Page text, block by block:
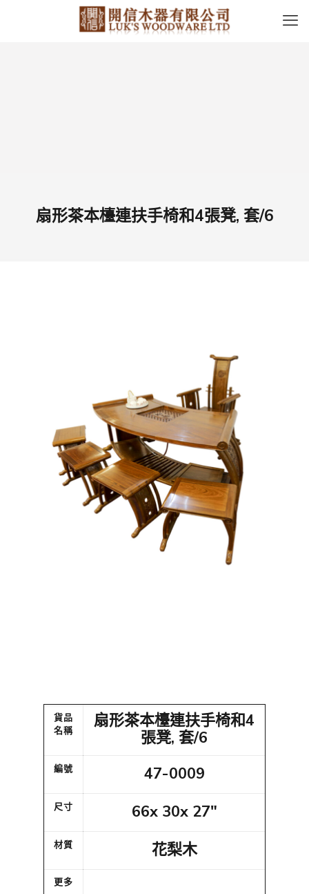
扇形茶本檯連扶手椅和4張凳, 套/6
貨品
名稱
扇形茶本檯連扶手椅和4
張凳, 套/6
編號 47-0009
尺寸 66x 30x 27"
材質 花梨木
更多